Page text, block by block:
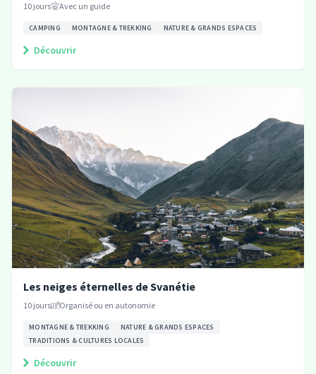
10 jours Avec un guide
CAMPING MONTAGNE & TREKKING NATURE & GRANDS ESPACES
Découvrir
Les neiges éternelles de Svanétie
10 jours Organisé ou en autonomie
MONTAGNE & TREKKING
NATURE & GRANDS ESPACES
TRADITIONS & CULTURES LOCALES
Découvrir